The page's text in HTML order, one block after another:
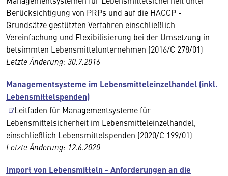
Berücksichtigung von PRPs und auf die HACCP -
Grundsätze gestützten Verfahren einschließlich
Vereinfachung und Flexibilisierung bei der Umsetzung in
betsimmten Lebensmittelunternehmen (2016/C 278/01)
Letzte Änderung: 30.7.2016
Managementsysteme im Lebensmitteleinzelhandel (inkl.
Lebensmittelspenden)
Leitfaden für Managementsysteme für
Lebensmittelsicherheit im Lebensmitteleinzelhandel,
einschließlich Lebensmittelspenden (2020/C 199/01)
Letzte Änderung: 12.6.2020
Import von Lebensmitteln - Anforderungen an die